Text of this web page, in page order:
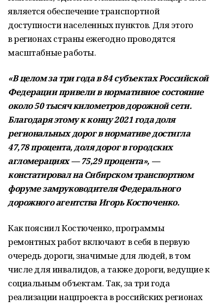
является обеспечение транспортной
доступности населенных пунктов. Для этого
в регионах страны ежегодно проводятся
масштабные работы.
«В целом за три года в 84 субъектах Российской
Федерации привели в нормативное состояние
около 50 тысяч километров дорожной сети.
Благодаря этому к концу 2021 года доля
региональных дорог в нормативе достигла
47,78 процента, доля дорог в городских
агломерациях — 75,29 процента», —
констатировал на Сибирском транспортном
форуме замруководителя Федерального
дорожного агентства Игорь Костюченко.
Как пояснил Костюченко, программы
ремонтных работ включают в себя в первую
очередь дороги, значимые для людей, в том
числе для инвалидов, а также дороги, ведущие к
социальным объектам. Так, за три года
реализации нацпроекта в российских регионах